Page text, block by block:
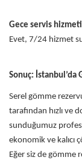
Gece servis hizmeti
Evet, 7/24 hizmet
Sonuç: İstanbul’da
Serel gömme
tarafından hızlı ve
sunduğumuz
ekonomik ve kalıcı
Eğer siz de gömme